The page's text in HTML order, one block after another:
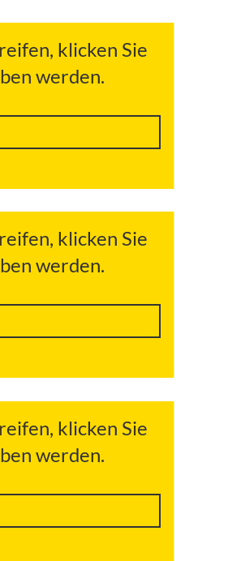
klicken Sie
werden.
klicken Sie
werden.
klicken Sie
werden.